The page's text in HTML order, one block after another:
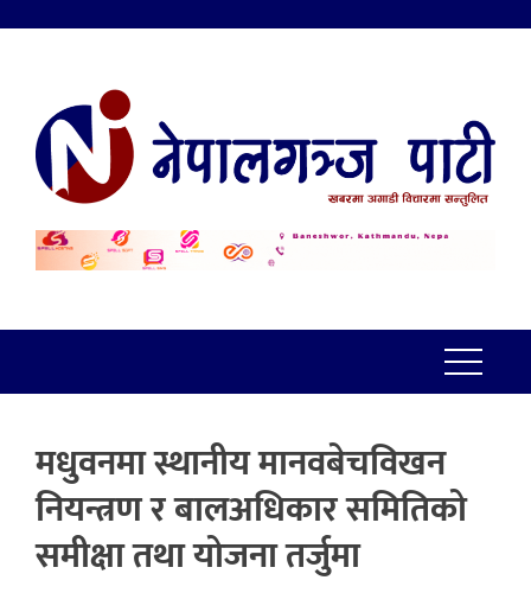
मधुवनमा स्थानीय मानवबेचविखन
नियन्त्रण र बालअधिकार समितिको
समीक्षा तथा योजना तर्जुमा